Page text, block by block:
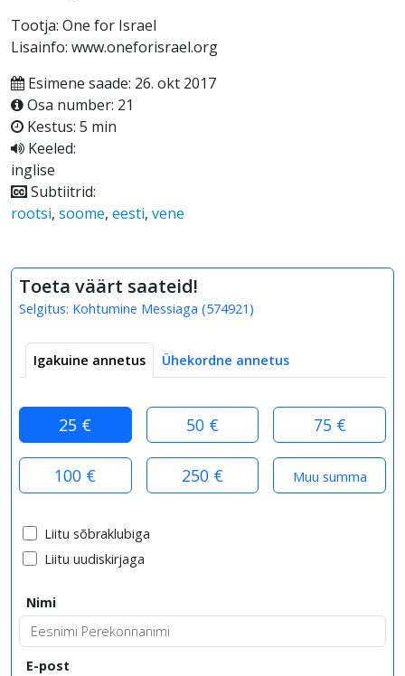
Tootja: One for Israel
Lisainfo: www.oneforisrael.org
Esimene saade: 26. okt 2017
Osa number: 21
Kestus: 5 min
Keeled:
inglise
Subtiitrid:
rootsi, soome, eesti, vene
Toeta väärt saateid!
Selgitus: Kohtumine Messiaga (574921 )
Igakuine annetus Ühekordne annetus
25 € 50 € 75 €
100 € 250 €
Liitu sõbraklubiga
Liitu uudiskirjaga
Nimi
E-post